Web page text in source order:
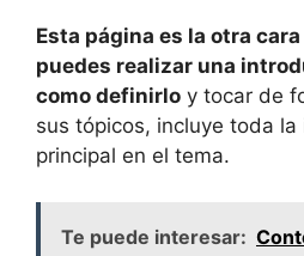
Esta página es la otra
puedes realizar una
como definirlo y tocar de
sus tópicos, incluye toda
principal en el tema.
Te puede interesar: